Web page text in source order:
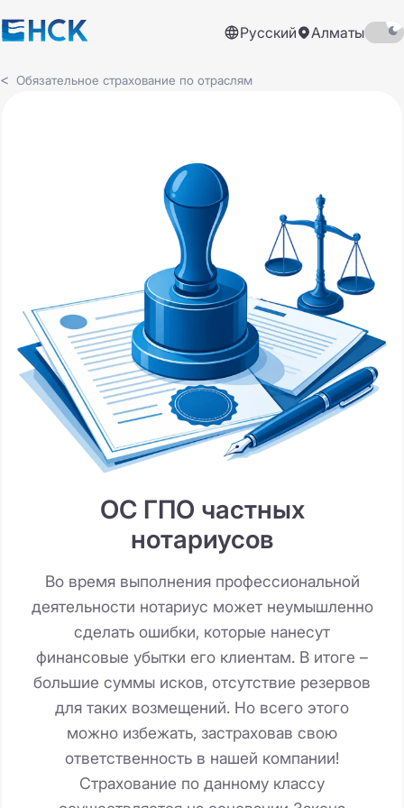
Русский Алматы
Обязательное страхование по отраслям
ОС ГПО частных
нотариусов
Во время выполнения профессиональной
деятельности нотариус может неумышленно
сделать ошибки, которые нанесут
финансовые убытки его клиентам. В итоге –
большие суммы исков, отсутствие резервов
для таких возмещений. Но всего этого
можно избежать, застраховав свою
ответственность в нашей компании!
Страхование по данному классу